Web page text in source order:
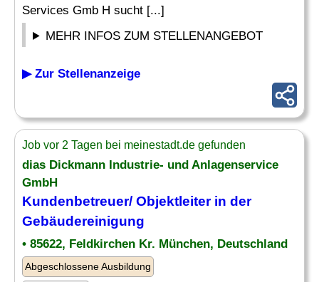
Services Gmb H sucht [...]
MEHR INFOS ZUM STELLENANGEBOT
▶ Zur Stellenanzeige
Job vor 2 Tagen bei meinestadt.de gefunden
dias Dickmann Industrie- und Anlagenservice
GmbH
Kundenbetreuer/ Objektleiter in der
Gebäudereinigung
• 85622, Feldkirchen Kr. München, Deutschland
Abgeschlossene Ausbildung